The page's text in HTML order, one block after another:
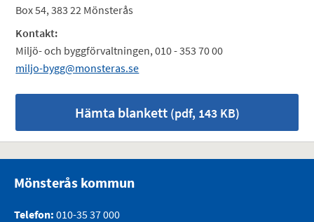
Box 54, 383 22 Mönsterås
Kontakt:
Miljö- och byggförvaltningen, 010 - 353 70 00
miljo-bygg@monsteras.se
Hämta blankett(pdf, 143 KB)
Mönsterås kommun
Telefon: 010-35 37 000